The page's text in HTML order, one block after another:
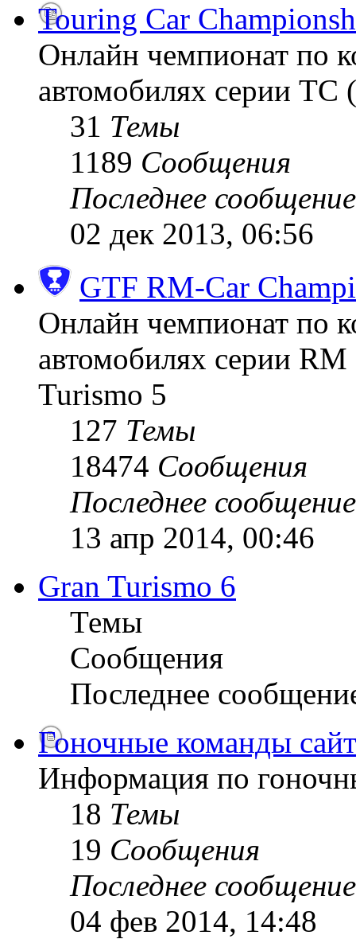
Touring Car
Онлайн чемпионат по
автомобилях серии
31 Темы
1189 Сообщения
Последнее сообщение
02 дек 2013, 06:56
GTF RM-Car
Онлайн чемпионат по
автомобилях серии
Turismo 5
127 Темы
18474 Сообщения
Последнее сообщение
13 апр 2014, 00:46
Gran Turismo 6
Темы
Сообщения
Последнее
Гоночные команды
Информация по
18 Темы
19 Сообщения
Последнее сообщение
04 фев 2014, 14:48